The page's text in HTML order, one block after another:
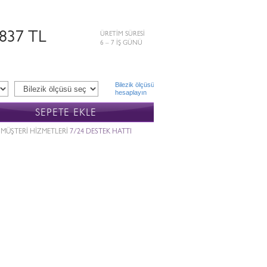
TL
ÜRETİM SÜRESİ
6 – 7 İŞ GÜNÜ
Bilezik ölçüsü
hesaplayın
SEPETE EKLE
MÜŞTERİ HİZMETLERİ 7/24 DESTEK HATTI